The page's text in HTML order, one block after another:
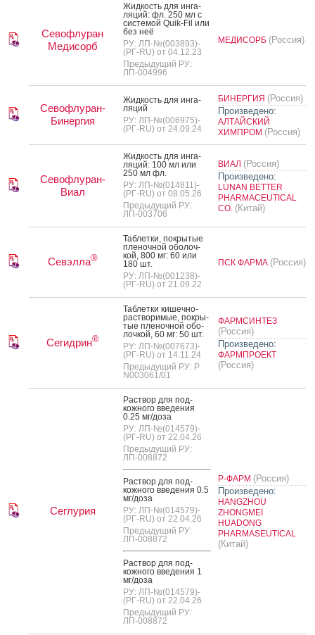
Севофлуран
Медисорб
Жид­кость для ин­га­
ляций: фл. 250 мл с
сис­те­мой Quik-Fil или
без неё
РУ: ЛП-№(003893)-
(РГ-RU) от 04.12.23
Предыдущий РУ:
ЛП-004996
МЕДИСОРБ (Россия)
Севофлуран-
Бинергия
Жид­кость для ин­га­
ляций
РУ: ЛП-№(006975)-
(РГ-RU) от 24.09.24
БИНЕРГИЯ (Россия)
Произведено:
АЛТАЙСКИЙ
ХИМПРОМ (Россия)
Севофлуран-
Виал
Жид­кость для ин­га­
ляций: 100 мл или
250 мл фл.
РУ: ЛП-№(014811)-
(РГ-RU) от 08.05.26
Предыдущий РУ:
ЛП-003706
ВИАЛ (Россия)
Произведено:
LUNAN BETTER
PHARMACEUTICAL
CO. (Китай)
Севэлла®
Таб­летки, пок­ры­тые
пле­ноч­ной обо­лоч­
кой, 800 мг: 60 или
180 шт.
РУ: ЛП-№(001238)-
(РГ-RU) от 21.09.22
ПСК ФАРМА (Россия)
Сегидрин®
Таб­летки ки­шеч­но­
рас­тво­римые, пок­ры­
тые пле­ноч­ной обо­
лоч­кой, 60 мг: 50 шт.
РУ: ЛП-№(007673)-
(РГ-RU) от 14.11.24
Предыдущий РУ: Р
N003061/01
ФАРМСИНТЕЗ
(Россия)
Произведено:
ФАРМПРОЕКТ
(Россия)
Сеглурия
Рас­твор для под­
кожно­го вве­дения
0.25 мг/до­за
РУ: ЛП-№(014579)-
(РГ-RU) от 22.04.26
Предыдущий РУ:
ЛП-008872
Рас­твор для под­
кожно­го вве­дения 0.5
мг/до­за
РУ: ЛП-№(014579)-
(РГ-RU) от 22.04.26
Предыдущий РУ:
ЛП-008872
Рас­твор для под­
кожно­го вве­дения 1
мг/до­за
РУ: ЛП-№(014579)-
(РГ-RU) от 22.04.26
Предыдущий РУ:
ЛП-008872
Р-ФАРМ (Россия)
Произведено:
HANGZHOU
ZHONGMEI
HUADONG
PHARMASEUTICAL
(Китай)